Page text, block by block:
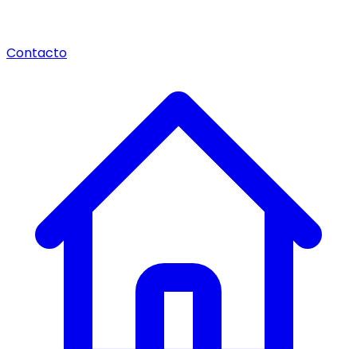
Contacto